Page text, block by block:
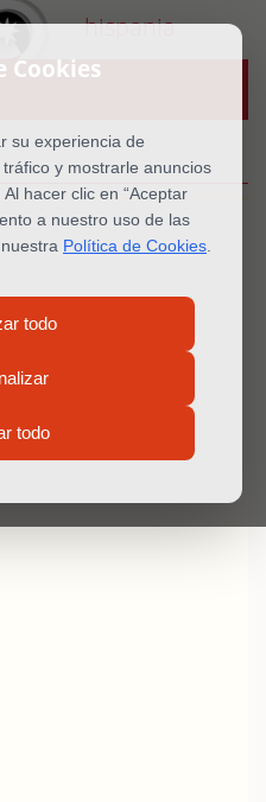
Cookies
su experiencia de
y mostrarle anuncios
hacer clic en “Aceptar
a nuestro uso de las
Política de Cookies
todo
todo
hispania